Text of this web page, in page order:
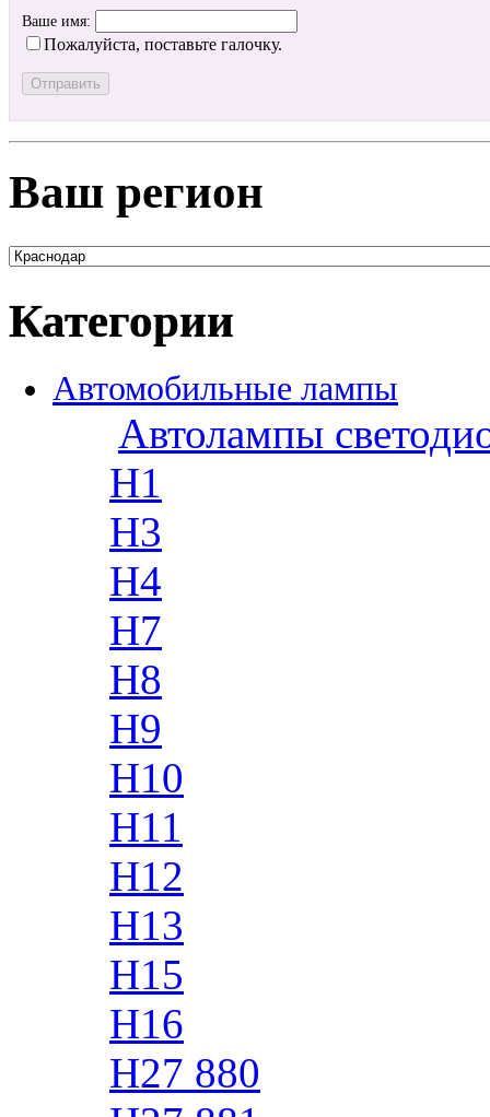
Ваше имя:
Пожалуйста, поставьте галочку.
Ваш регион
Категории
Автомобильные лампы
Автолампы
H1
H3
H4
H7
H8
H9
H10
H11
H12
H13
H15
H16
H27 880